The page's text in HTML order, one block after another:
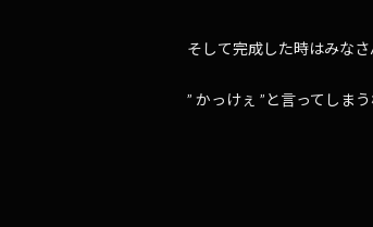
そして完成した時はみな
” かっけぇ ”と言ってしま